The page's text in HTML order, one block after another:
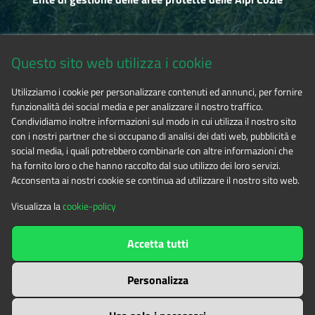
Via Fransuà Fontan, 1 - 10050 Salbertrand (TO)
Tel. 0122.854720
E-mailalpicozie@cert.ruparpiemonte.it
The contents of this websitebyEnte di gestione delle aree
protette delle Alpi Cozieis licensed under
Attribution-NonCommercial-NoDerivatives 4.0 International
Questo sito web utilizza i cookie
Utilizziamo i cookie per personalizzare contenuti ed annunci, per fornire
funzionalità dei social media e per analizzare il nostro traffico.
Condividiamo inoltre informazioni sul modo in cui utilizza il nostro sito
con i nostri partner che si occupano di analisi dei dati web, pubblicità e
social media, i quali potrebbero combinarle con altre informazioni che
ha fornito loro o che hanno raccolto dal suo utilizzo dei loro servizi.
Acconsenta ai nostri cookie se continua ad utilizzare il nostro sito web.
Visualizza lacookie-policy
Personalizza
Accetta tutti